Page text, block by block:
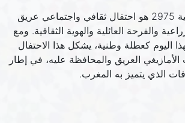
رأس السنة الأمازيغية 2975 هو احتفال ثقافي واجتماعي عريق
والفرحة العائلية والهوية الثقافية. ومع
اليوم كعطلة وطنية، يشكل هذا الاحتفال
العريق والمحافظة عليه، في إطار
الذي يتميز به المغرب.